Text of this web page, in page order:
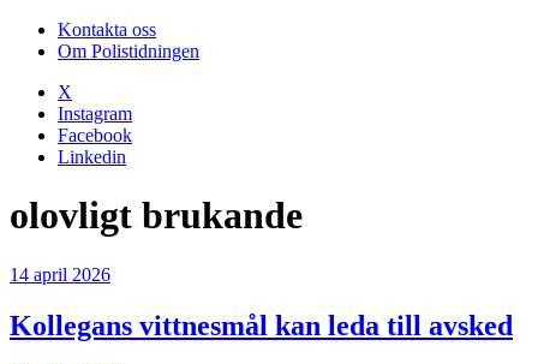
Kontakta oss
Om Polistidningen
X
Instagram
Facebook
Linkedin
olovligt brukande
14 april 2026
Kollegans vittnesmål kan leda till avsked